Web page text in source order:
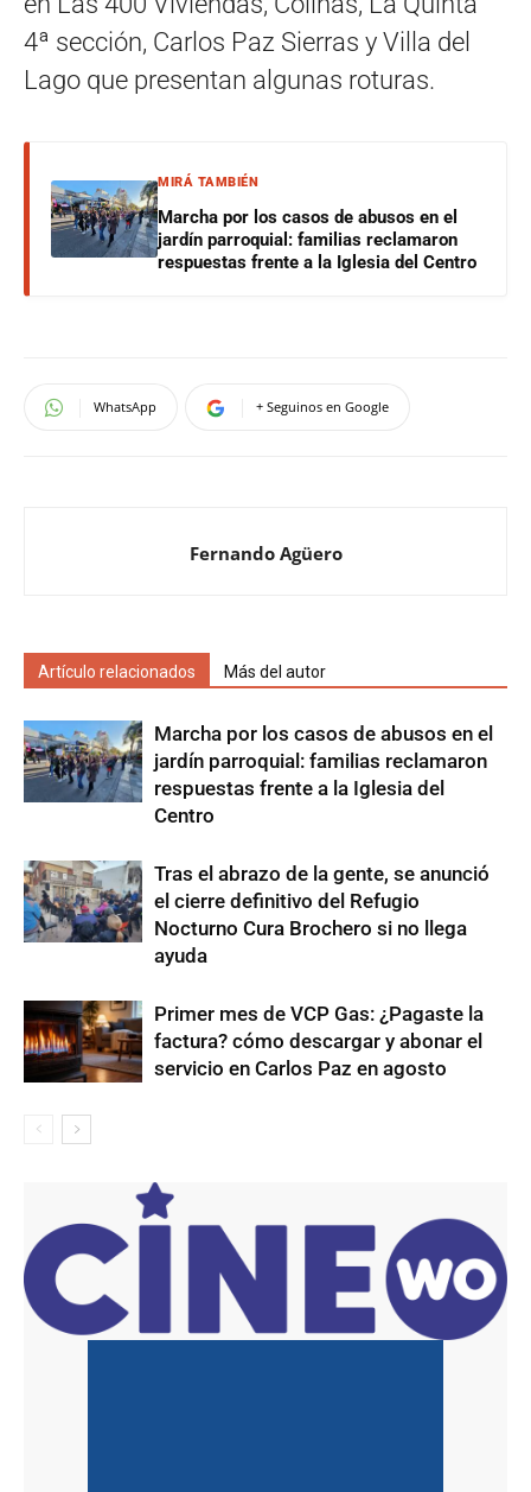
4ª sección, Carlos Paz Sierras y Villa del
Lago que presentan algunas roturas.
MIRÁ TAMBIÉN
Marcha por los casos de abusos en el
jardín parroquial: familias reclamaron
respuestas frente a la Iglesia del Centro
WhatsApp + Seguinos en Google
Fernando Agüero
Artículo relacionados Más del autor
Marcha por los casos de abusos en el
jardín parroquial: familias reclamaron
respuestas frente a la Iglesia del
Centro
Tras el abrazo de la gente, se anunció
el cierre definitivo del Refugio
Nocturno Cura Brochero si no llega
ayuda
Primer mes de VCP Gas: ¿Pagaste la
factura? cómo descargar y abonar el
servicio en Carlos Paz en agosto